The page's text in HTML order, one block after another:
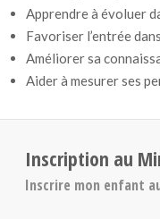
Apprendre à évoluer
Favoriser l’entrée
Améliorer sa
Aider à mesurer ses
Inscription au
Inscrire mon enfant au